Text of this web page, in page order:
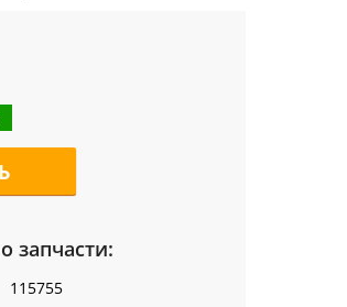
запчасти:
115755